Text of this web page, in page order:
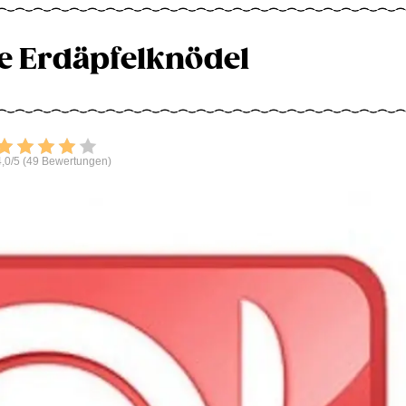
Erdäpfelknödel
Bewerten
5 (49 Bewertungen)